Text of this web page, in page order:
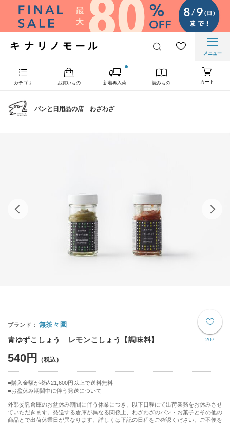
メニュー
カテゴリ お買いもの 新着再入荷 読みもの カート
パンと日用品の店 わざわざ
207
無茶々園
青ゆずこしょう レモンこしょう【調味料】
540円
購入金額が税込21,600円以上で送料無料
お盆休み期間中に伴う発送について
外部委託倉庫のお盆休み期間に伴う休業につき、以下日程にて出荷業務をお休みさせ
ていただきます。発送する倉庫が異なる関係上、わざわざのパン・お菓子とその他の
商品とで出荷休業日が異なります。詳しくは下記の日程をご確認ください。ご不便を